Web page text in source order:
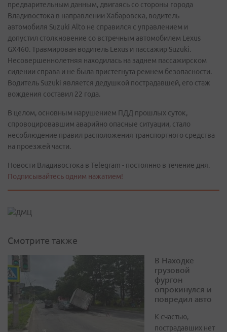
предварительным данным, двигаясь со стороны города
Владивостока в направлении Хабаровска, водитель
автомобиля Suzuki Alto не справился с управлением и
допустил столкновение со встречным автомобилем Lexus
GX460. Травмирован водитель Lexus и пассажир Suzuki.
Несовершеннолетняя находилась на заднем пассажирском
сидении справа и не была пристегнута ремнем безопасности.
Водитель Suzuki является дедушкой пострадавшей, его стаж
вождения составил 22 года.
В целом, основным нарушением ПДД прошлых суток,
спровоцировавшим аварийно опасные ситуации, стало
несоблюдение правил расположения транспортного средства
на проезжей части.
Новости Владивостока в Telegram - постоянно в течение дня.
Подписывайтесь одним нажатием!
Смотрите также
В Находке
грузовой
фургон
опрокинулся и
повредил авто
К счастью,
пострадавших нет